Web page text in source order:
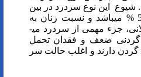
شیوع این نوع سردرد در بین
عموم مردم در حدود 4/0 – 5/2 % می­باشد و نسبت زنان به
مردان 4 به 1 می­باشد. درد عضلانی، جزء مهمی از سردرد می­
گردنی ضعف و فقدان تحمل
دارند و اغلب حالت سر